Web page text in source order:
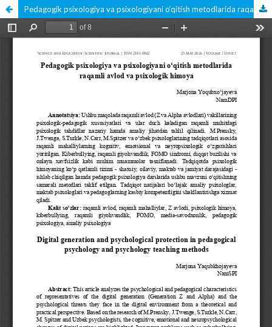
Pedagogik psixologiya va psixologiyani o‘qitish metodlarida raqamli avlod va psixologik himoya